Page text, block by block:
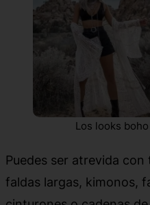
Los looks
Puedes ser atrevida
faldas largas, kimonos,